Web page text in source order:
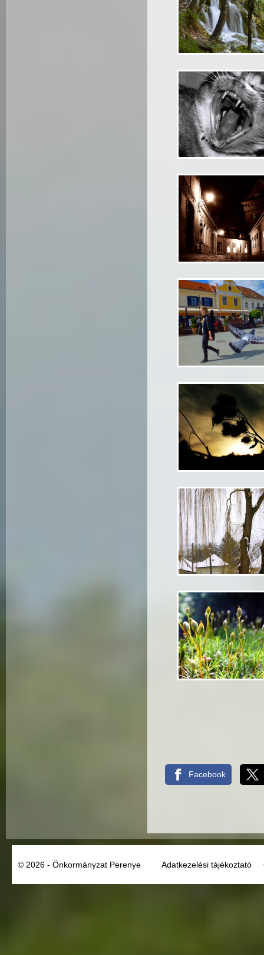
Facebook
© 2026 - Önkormányzat Perenye Adatkezelési tájékoztató